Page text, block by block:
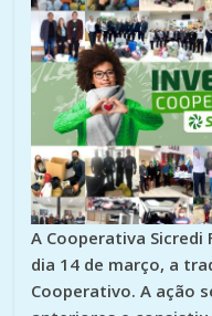
A Cooperativa Sicredi
dia 14 de março, a
Cooperativo. A ação